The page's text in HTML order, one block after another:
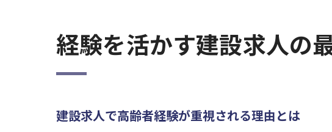
高齢者
再
経験を活かす建設求人の
建設求人で高齢者経験が重視される理由とは